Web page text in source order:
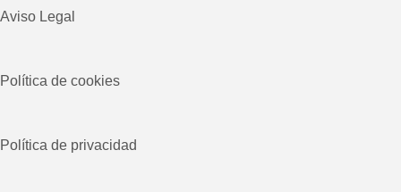
Aviso Legal
Política de cookies
Política de privacidad